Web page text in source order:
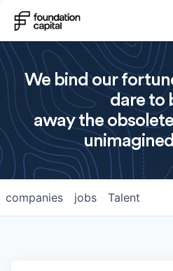
We bind our
dare to
away the
jobs
companies Talent